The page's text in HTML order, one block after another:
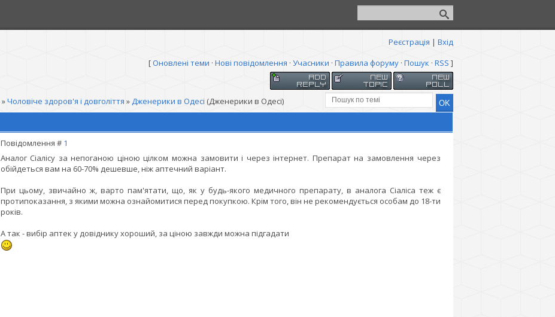
Реєстрація | Вхід
[Оновлені теми · Нові повідомлення · Учасники · Правила форуму· Пошук · RSS ]
»Чоловіче здоров'я і довголіття »Дженерики в Одесі (Дженерики в Одесі)
Повідомлення # 1
Аналог Сіалісу за непоганою ціною цілком можна замовити і через інтернет. Препарат на замовлення через
обійдеться вам на 60-70% дешевше, ніж аптечний варіант.
При цьому, звичайно ж, варто пам'ятати, що, як у будь-якого медичного препарату, в аналога Сіаліса теж є
протипоказання, з якими можна ознайомитися перед покупкою. Крім того, він не рекомендується особам до 18-ти
років.
А так - вибір аптек у довіднику хороший, за ціною завжди можна підгадати